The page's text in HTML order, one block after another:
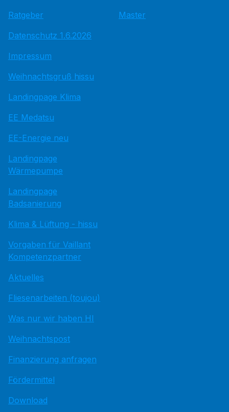
Ratgeber
Datenschutz 1.6.2026
Impressum
Weihnachtsgruß hissu
Landingpage Klima
EE Medatsu
EE-Energie neu
Landingpage
Wärmepumpe
Landingpage
Badsanierung
Klima & Lüftung - hissu
Vorgaben für Vaillant
Kompetenzpartner
Aktuelles
Fliesenarbeiten (toujou)
Was nur wir haben HI
Weihnachtspost
Finanzierung anfragen
Fördermittel
Download
Master